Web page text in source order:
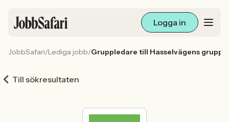
Logga in
Arbetsliv och karriär
För arbetsgivare
JobbSafari/Lediga jobb/Gruppledare till Hasselvägens
Till sökresultaten